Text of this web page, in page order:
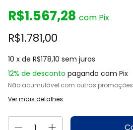
R$1.567,28 com Pix
R$1.781,00
10 x de R$178,10 sem juros
12% de desconto pagando com Pix
Não acumulável com outras promoções
Ver mais detalhes